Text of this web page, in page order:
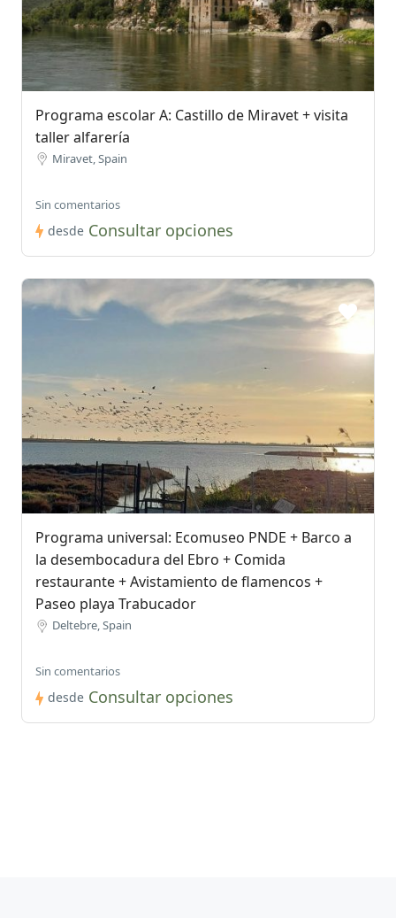
Programa escolar A: Castillo de Miravet + visita
taller alfarería
Miravet, Spain
Sin comentarios
desde Consultar opciones
Programa universal: Ecomuseo PNDE + Barco a
la desembocadura del Ebro + Comida
restaurante + Avistamiento de flamencos +
Paseo playa Trabucador
Deltebre, Spain
Sin comentarios
desde Consultar opciones